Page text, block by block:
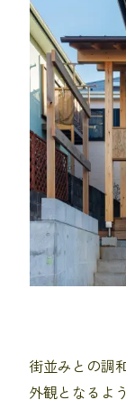
街並みとの調
外観となるよ